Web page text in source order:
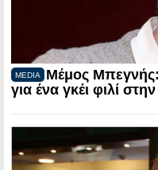
MEDIA
Μέμος
για ένα γκέι φιλί